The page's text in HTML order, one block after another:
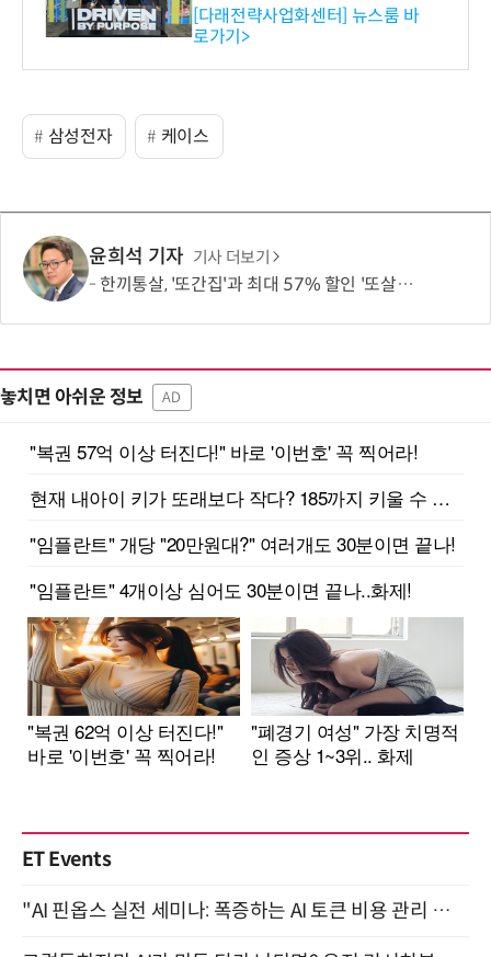
와의 비즈니스 미팅 지원…K
-바이오 해외 진출 교두보 확
보
[다래전략사업화센터] 뉴스룸 바
로가기>
삼성전자 케이스
윤희석 기자 기사 더보기
한끼통살, '또간집'과 최대 57% 할인 '또살집' 프로모션
놓치면 아쉬운 정보 AD
ET Events
"AI 핀옵스 실전 세미나: 폭증하는 AI 토큰 비용 관리 전략" 8월 21일 개최